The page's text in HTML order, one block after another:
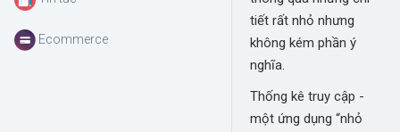
Ecommerce
tiết rất nhỏ nhưng
không kém phần ý
nghĩa.
Thống kê truy cập -
một ứng dụng “nhỏ